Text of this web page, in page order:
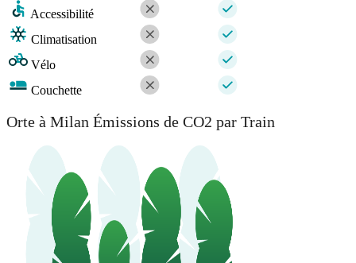
Accessibilité
Climatisation
Vélo
Couchette
Orte à Milan Émissions de CO2 par Train